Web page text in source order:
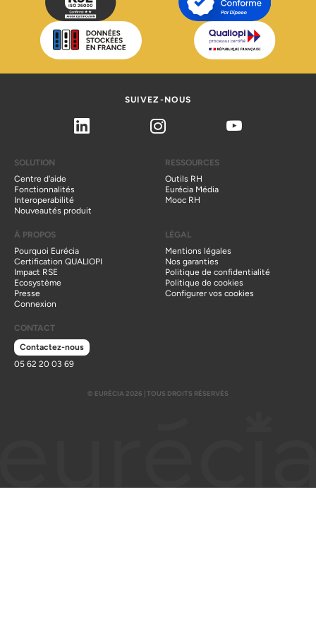
SUIVEZ-NOUS
Instagram Youtube
SOLUTION
Centre d'aide
Fonctionnalités
Interoperabilité
Nouveautés produit
RESSOURCES
Outils RH
Eurécia Média
Mooc RH
À PROPOS
Pourquoi Eurécia
Certification QUALIOPI
Impact RSE
Ecosystème
Presse
Connexion
LÉGAL
Mentions légales
Nos garanties
Politique de confidentialité
Politique de cookies
Configurer vos cookies
CONTACT
Contactez-nous
05 62 20 03 69
© EURÉCIA 2026 | TOUS DROITS RÉSERVÉS